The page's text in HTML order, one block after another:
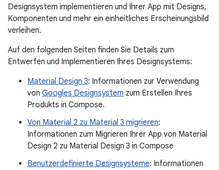
Designsystem implementieren und Ihrer App mit Designs,
Komponenten und mehr ein einheitliches Erscheinungsbild
verleihen.
Auf den folgenden Seiten finden Sie Details zum
Entwerfen und Implementieren Ihres Designsystems:
Material Design 3: Informationen zur Verwendung
von Googles Designsystem zum Erstellen Ihres
Produkts in Compose.
Von Material 2 zu Material 3 migrieren:
Informationen zum Migrieren Ihrer App von Material
Design 2 zu Material Design 3 in Compose
Benutzerdefinierte Designsysteme: Informationen